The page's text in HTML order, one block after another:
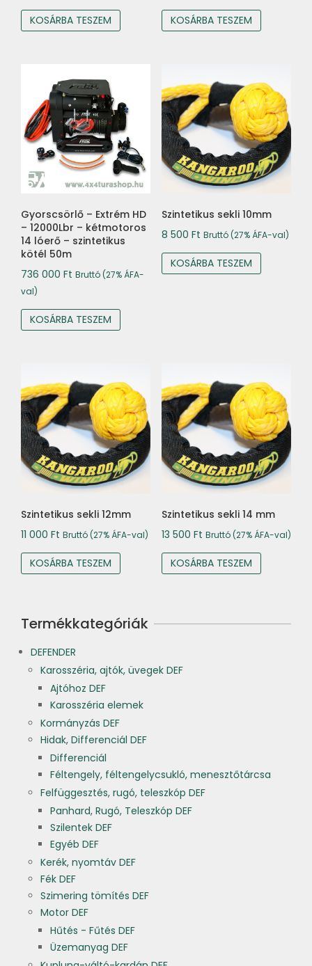
KOSÁRBA TESZEM
was:
167
KOSÁRBA TESZEM
Gyorscsörlő – Extrém HD
– 12000Lbr – kétmotoros
14 lóerő – szintetikus
kötél 50m
736 000 Ft Bruttó (27% ÁFA-
val)
KOSÁRBA TESZEM
Szintetikus sekli 10mm
8 500 Ft Bruttó (27% ÁFA-val)
KOSÁRBA TESZEM
Szintetikus sekli 12mm
11 000 Ft Bruttó (27% ÁFA-val)
KOSÁRBA TESZEM
Szintetikus sekli 14 mm
13 500 Ft Bruttó (27% ÁFA-val)
KOSÁRBA TESZEM
Termékkategóriák
DEFENDER
Karosszéria, ajtók, üvegek DEF
Ajtóhoz DEF
Karosszéria elemek
Kormányzás DEF
Hidak, Differenciál DEF
Differenciál
Féltengely, féltengelycsukló, menesztőtárcsa
Felfüggesztés, rugó, teleszkóp DEF
Panhard, Rugó, Teleszkóp DEF
Szilentek DEF
Egyéb DEF
Kerék, nyomtáv DEF
Fék DEF
Szimering tömítés DEF
Motor DEF
Hűtés - Fűtés DEF
Üzemanyag DEF